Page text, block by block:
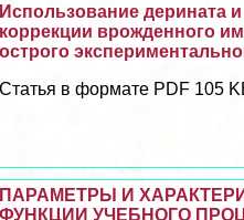
Использование дерината
коррекции врожденного
острого
Статья в формате PDF 105
ПАРАМЕТРЫ И
ФУНКЦИИ УЧЕБНОГО